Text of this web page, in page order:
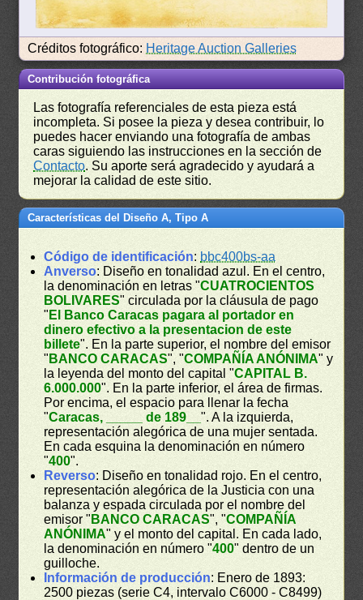
Créditos fotográfico: Heritage Auction Galleries
Contribución fotográfica
Las fotografía referenciales de esta pieza está
incompleta. Si posee la pieza y desea contribuir, lo
puedes hacer enviando una fotografía de ambas
caras siguiendo las instrucciones en la sección de
Contacto. Su aporte será agradecido y ayudará a
mejorar la calidad de este sitio.
Características del Diseño A, Tipo A
Código de identificación: bbc400bs-aa
Anverso: Diseño en tonalidad azul. En el centro,
la denominación en letras "CUATROCIENTOS
BOLIVARES" circulada por la cláusula de pago
" El Banco Caracas pagara al portador en
dinero efectivo a la presentacion de este
billete". En la parte superior, el nombre del emisor
" BANCO CARACAS", "COMPAÑÍA ANÓNIMA" y
la leyenda del monto del capital "CAPITAL B.
6.000.000". En la parte inferior, el área de firmas.
Por encima, el espacio para llenar la fecha
"Caracas, _____ de 189__". A la izquierda,
representación alegórica de una mujer sentada.
En cada esquina la denominación en número
"400".
Reverso: Diseño en tonalidad rojo. En el centro,
representación alegórica de la Justicia con una
balanza y espada circulada por el nombre del
emisor " BANCO CARACAS", "COMPAÑÍA
ANÓNIMA" y el monto del capital. En cada lado,
la denominación en número "400" dentro de un
guilloche.
Información de producción: Enero de 1893:
2500 piezas (serie C4, intervalo C6000 - C8499)